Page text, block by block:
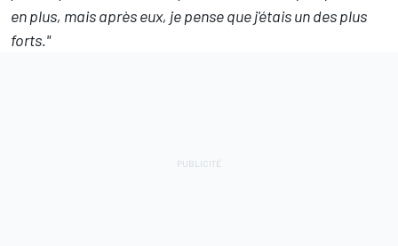
en plus, mais après eux, je pense que j'étais un des plus
forts."